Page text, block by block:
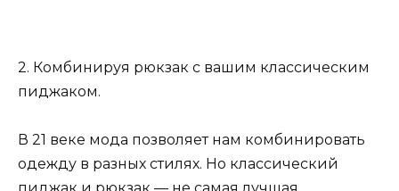
2. Комбинируя рюкзак с вашим классическим
пиджаком.
В 21 веке мода позволяет нам комбинировать
одежду в разных стилях. Но классический